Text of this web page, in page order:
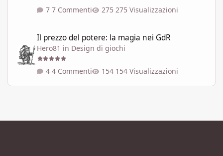
7 Commenti 275 Visualizzazioni
Il prezzo del potere: la magia nei GdR
Hero81 in Design di giochi
4 Commenti 154 Visualizzazioni